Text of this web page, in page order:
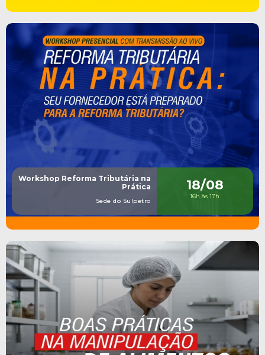
Workshop Reforma Tributária na
Prática
Sede do Sulpetro
18/08
16h às 17h